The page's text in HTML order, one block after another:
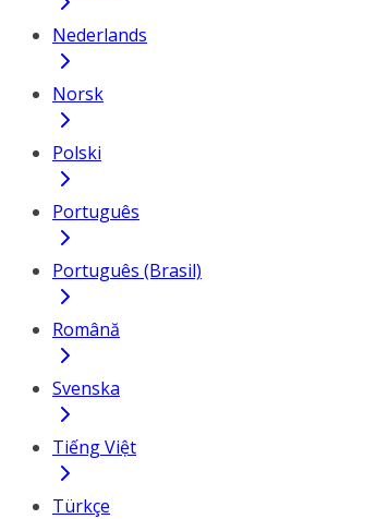
Nederlands
Norsk
Polski
Português
Português (Brasil)
Română
Svenska
Tiếng Việt
Türkçe